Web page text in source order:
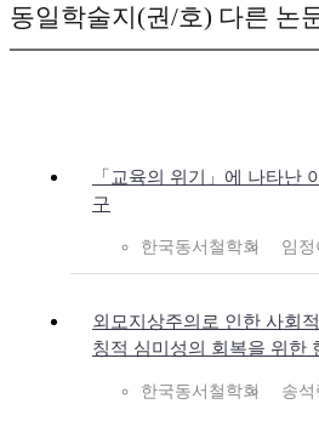
동일학술지(권/호) 다른 논
「교육의 위기」에 나타난
구
한국동서철학회 임정
외모지상주의로 인한 사회
칭적 심미성의 회복을 위한
한국동서철학회 송석